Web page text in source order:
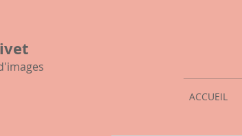
ACCUEIL